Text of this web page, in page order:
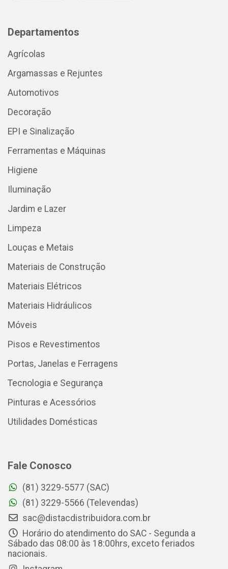
Departamentos
Agrícolas
Argamassas e Rejuntes
Automotivos
Decoração
EPI e Sinalização
Ferramentas e Máquinas
Higiene
Iluminação
Jardim e Lazer
Limpeza
Louças e Metais
Materiais de Construção
Materiais Elétricos
Materiais Hidráulicos
Móveis
Pisos e Revestimentos
Portas, Janelas e Ferragens
Tecnologia e Segurança
Pinturas e Acessórios
Utilidades Domésticas
Fale Conosco
(81) 3229-5577 (SAC)
(81) 3229-5566 (Televendas)
sac@distacdistribuidora.com.br
Horário do atendimento do SAC - Segunda a
Sábado das 08:00 às 18:00hrs, exceto feriados
nacionais.